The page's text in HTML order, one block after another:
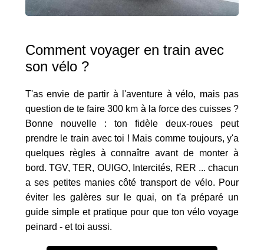
Comment voyager en train avec
son vélo ?
T'as envie de partir à l'aventure à vélo, mais pas
question de te faire 300 km à la force des cuisses ?
Bonne nouvelle : ton fidèle deux-roues peut
prendre le train avec toi ! Mais comme toujours, y'a
quelques règles à connaître avant de monter à
bord. TGV, TER, OUIGO, Intercités, RER ... chacun
a ses petites manies côté transport de vélo. Pour
éviter les galères sur le quai, on t'a préparé un
guide simple et pratique pour que ton vélo voyage
peinard - et toi aussi.